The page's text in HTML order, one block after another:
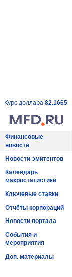
Курс доллара 82.1665
Финансовые
новости
Новости эмитентов
Календарь
макростатистики
Ключевые ставки
Отчёты корпораций
Новости портала
События и
мероприятия
Доп. материалы